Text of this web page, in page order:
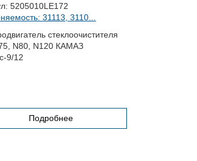
5205010LE172
31113, 3110...
стеклоочистителя
N80, N120 КАМАЗ
9/12
Подробнее